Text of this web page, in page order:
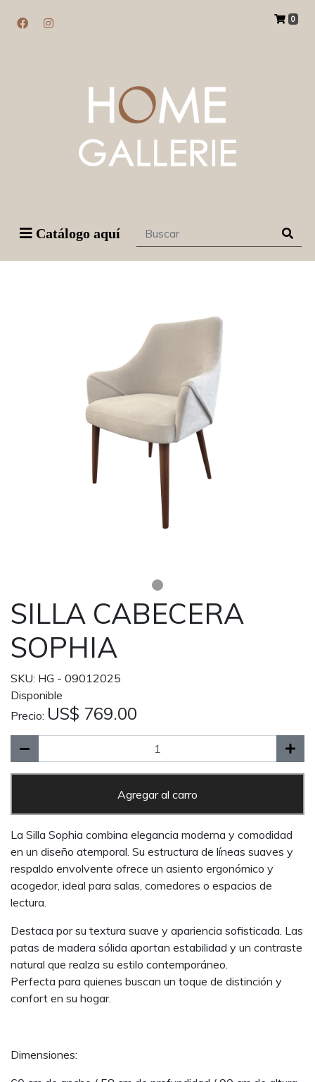
0
Catálogo aquí
SILLA CABECERA
SOPHIA
SKU: HG - 09012025
Disponible
Precio: US$ 769.00
Agregar al carro
La Silla Sophia combina elegancia moderna y comodidad
en un diseño atemporal. Su estructura de líneas suaves y
respaldo envolvente ofrece un asiento ergonómico y
acogedor, ideal para salas, comedores o espacios de
lectura.
Destaca por su textura suave y apariencia sofisticada. Las
patas de madera sólida aportan estabilidad y un contraste
natural que realza su estilo contemporáneo.
Perfecta para quienes buscan un toque de distinción y
confort en su hogar.
Dimensiones: